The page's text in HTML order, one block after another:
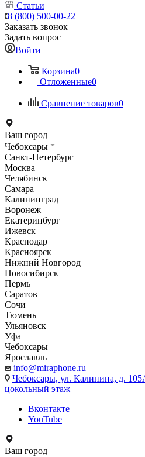
Статьи
8 (800) 500-00-22
Заказать звонок
Задать вопрос
Войти
Корзина0
Отложенные0
Сравнение товаров0
Ваш город
Чебоксары
Санкт-Петербург
Москва
Челябинск
Самара
Калининград
Воронеж
Екатеринбург
Ижевск
Краснодар
Красноярск
Нижний Новгород
Новосибирск
Пермь
Саратов
Сочи
Тюмень
Ульяновск
Уфа
Чебоксары
Ярославль
info@miraphone.ru
Чебоксары, ул. Калинина, д.
цокольный этаж
Вконтакте
YouTube
Ваш город